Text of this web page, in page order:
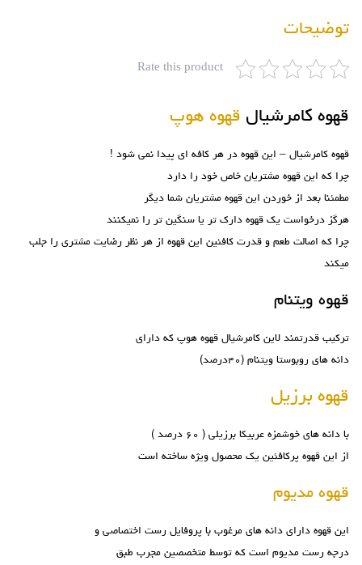
توضیحات
Rate this product
قهوه کامرشیال قهوه هوپ
قهوه کامرشیال – این قهوه در هر کافه ای پیدا نمی شود !
چرا که این قهوه مشتریان خاص خود را دارد
مطمئنا بعد از خوردن این قهوه مشتریان شما دیگر
هرگز درخواست یک قهوه دارک تر یا سنگین تر را نمیکنند
چرا که اصالت طعم و قدرت کافئین این قهوه از هر نظر رضایت مشتری را جلب
میکند
قهوه ویتنام
ترکیب قدرتمند لاین کامرشیال قهوه هوپ که دارای
دانه های روبوستا ویتنام (۴۰درصد)
قهوه برزیل
با دانه های خوشمزه عربیکا برزیلی ( ۶۰ درصد )
از این قهوه پرکافئین یک محصول ویژه ساخته است
قهوه مدیوم
این قهوه دارای دانه های مرغوب با پروفایل رست اختصاصی و
درجه رست مدیوم است که توسط متخصصین مجرب طبق